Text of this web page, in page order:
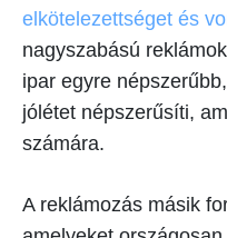
elkötelezettséget és
nagyszabású
ipar egyre
jólétet népszerűsíti,
számára.
A reklámozás másik